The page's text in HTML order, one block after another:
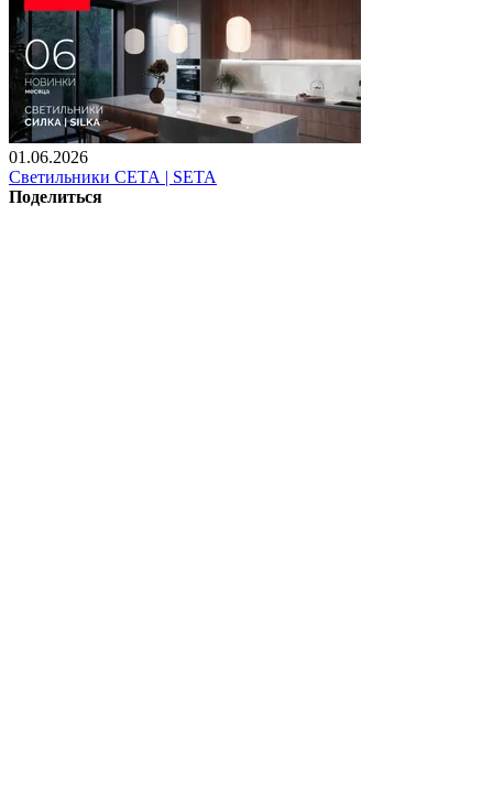
01.06.2026
Светильники СЕТА | SETA
Поделиться